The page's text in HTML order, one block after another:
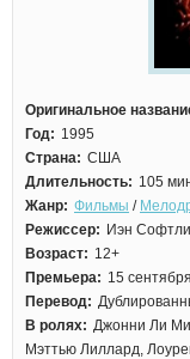
Оригинальное
Год: 1995
Страна: США
Длительность: 105
Жанр: Фильмы /
Режиссер: Иэн Софтли
Возраст: 12+
Премьера: 15
Перевод:
В ролях: Джонни Ли
Мэттью Лиллард,